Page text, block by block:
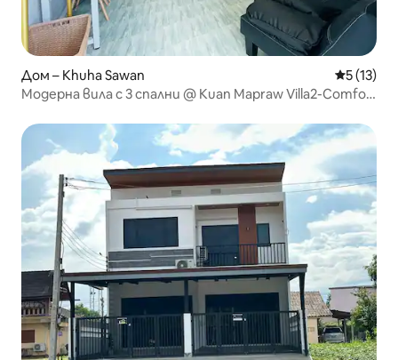
Дом – Khuha Sawan Средна
5 (13)
Модерна вила с 3 спални @ Kuan Mapraw Villa2-Comfort